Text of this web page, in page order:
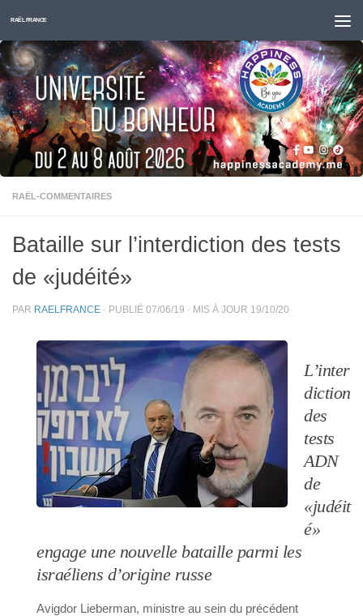
Skip to content
RAËL FRANCE
RAËL-COMMENTAIRES
Bataille sur l’interdiction des tests
de «judéité»
PAR RAELFRANCE · PUBLIÉ 07/06/19 · MIS À JOUR 19/10/20
L’inter
diction
des
tests
ADN
de
«judéit
é»
engage une nouvelle bataille parmi les
israéliens d’origine russe
Avigdor Lieberman, ministre au sein du précédent